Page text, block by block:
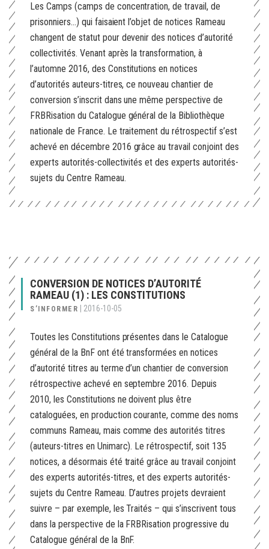
Les Camps (camps de concentration, de travail, de
prisonniers...) qui faisaient l’objet de notices Rameau
changent de statut pour devenir des notices d’autorité
collectivités. Venant après la transformation, à
l’automne 2016, des Constitutions en notices
d’autorités auteurs-titres, ce nouveau chantier de
conversion s’inscrit dans une même perspective de
FRBRisation du Catalogue général de la Bibliothèque
nationale de France. Le traitement du rétrospectif s’est
achevé en décembre 2016 grâce au travail conjoint des
experts autorités-collectivités et des experts autorités-
sujets du Centre Rameau.
CONVERSION DE NOTICES D’AUTORITÉ
RAMEAU (1) : LES CONSTITUTIONS
S’INFORMER 2016-10-05
Toutes les Constitutions présentes dans le Catalogue
général de la BnF ont été transformées en notices
d’autorité titres au terme d’un chantier de conversion
rétrospective achevé en septembre 2016. Depuis
2010, les Constitutions ne doivent plus être
cataloguées, en production courante, comme des noms
communs Rameau, mais comme des autorités titres
(auteurs-titres en Unimarc). Le rétrospectif, soit 135
notices, a désormais été traité grâce au travail conjoint
des experts autorités-titres, et des experts autorités-
sujets du Centre Rameau. D’autres projets devraient
suivre – par exemple, les Traités – qui s’inscrivent tous
dans la perspective de la FRBRisation progressive du
Catalogue général de la BnF.